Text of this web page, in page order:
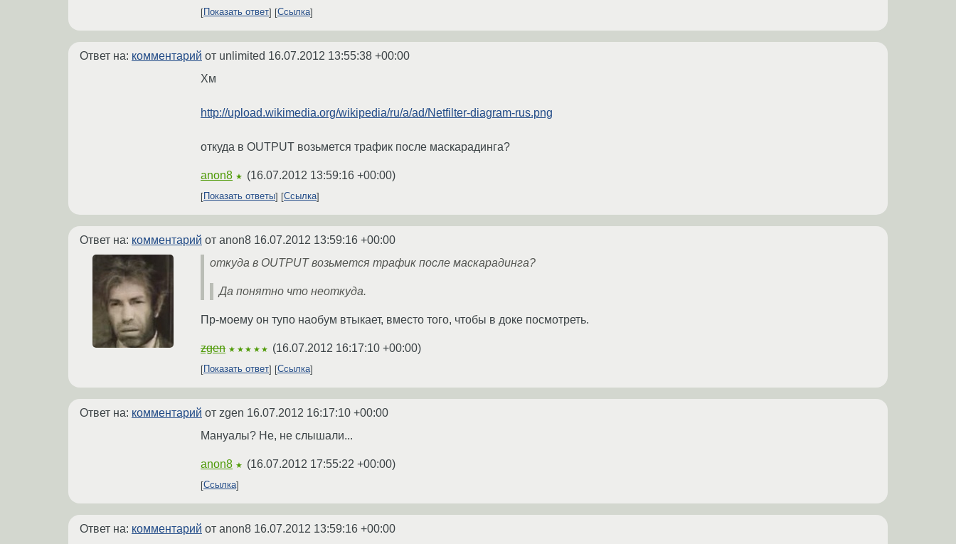
Показать ответ
Ссылка
Ответ на: комментарий от unlimited 16.07.2012 13:55:38 +00:00
Хм
http://upload.wikimedia.org/wikipedia/ru/a/ad/Netfilter-diagram-rus.png
откуда в OUTPUT возьмется трафик после маскарадинга?
anon8 ★ (16.07.2012 13:59:16 +00:00)
Показать ответы Ссылка
Ответ на: комментарий от anon8 16.07.2012 13:59:16 +00:00
откуда в OUTPUT возьмется трафик после маскарадинга?
Да понятно что неоткуда.
Пр-моему он тупо наобум втыкает, вместо того, чтобы в доке посмотреть.
zgen ★★★★★ (16.07.2012 16:17:10 +00:00)
Показать ответ Ссылка
Ответ на: комментарий от zgen 16.07.2012 16:17:10 +00:00
Мануалы? Не, не слышали...
anon8 ★ (16.07.2012 17:55:22 +00:00)
Ссылка
Ответ на: комментарий от anon8 16.07.2012 13:59:16 +00:00